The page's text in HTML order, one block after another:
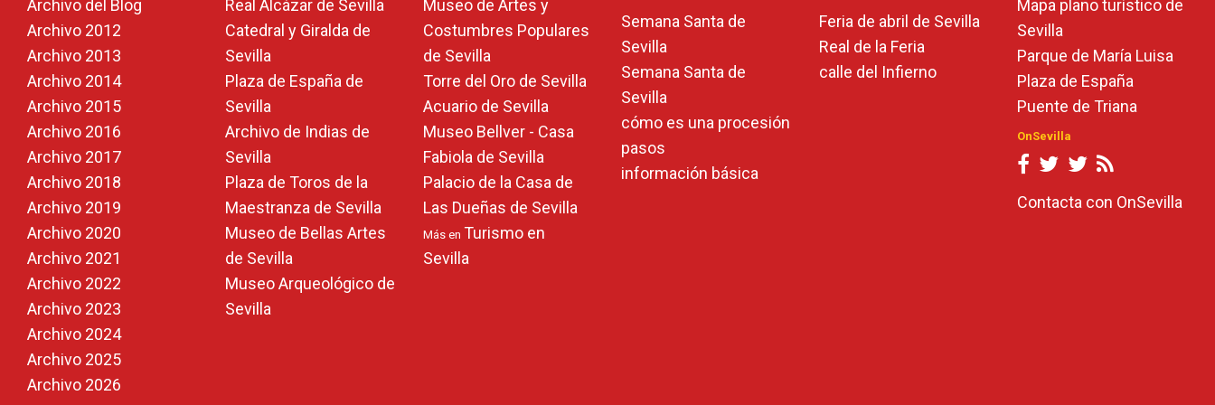
Archivo del Blog
Archivo 2012
Archivo 2013
Archivo 2014
Archivo 2015
Archivo 2016
Archivo 2017
Archivo 2018
Archivo 2019
Archivo 2020
Archivo 2021
Archivo 2022
Archivo 2023
Archivo 2024
Archivo 2025
Archivo 2026
Real Alcázar de Sevilla
Catedral y Giralda de
Sevilla
Plaza de España de
Sevilla
Archivo de Indias de
Sevilla
Plaza de Toros de la
Maestranza de Sevilla
Museo de Bellas Artes
de Sevilla
Museo Arqueológico de
Sevilla
Museo de Artes y
Costumbres Populares
de Sevilla
Torre del Oro de Sevilla
Acuario de Sevilla
Museo Bellver - Casa
Fabiola de Sevilla
Palacio de la Casa de
Las Dueñas de Sevilla
Más en Turismo en
Sevilla
Semana Santa de
Sevilla
Semana Santa de
Sevilla
cómo es una procesión
pasos
información básica
Feria de abril de Sevilla
Real de la Feria
calle del Infierno
Mapa plano turístico de
Sevilla
Parque de María Luisa
Plaza de España
Puente de Triana
OnSevilla
Contacta con OnSevilla